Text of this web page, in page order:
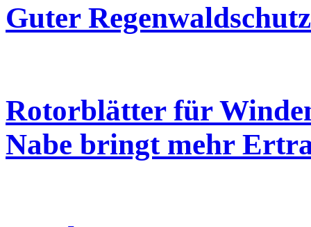
Guter
Rotorblätter für
Nabe bringt mehr